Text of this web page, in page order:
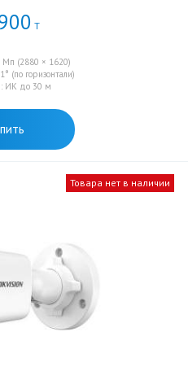
Т
Мп (2880 × 1620)
(по горизонтали)
ИК до 30 м
Товара нет в наличии